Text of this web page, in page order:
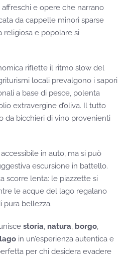
e opere che narrano
da cappelle minori sparse
religiosa e popolare si
riflette il ritmo slow del
locali prevalgono i sapori
a base di pesce, polenta
extravergine d’oliva. Il tutto
da bicchieri di vino provenienti
in auto, ma si può
escursione in battello.
scorre lenta: le piazzette si
le acque del lago regalano
pura bellezza.
storia, natura, borgo,
lago in un’esperienza autentica e
per chi desidera evadere